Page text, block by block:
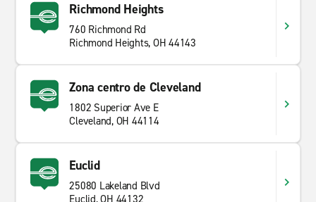
Richmond Heights
760 Richmond Rd
Richmond Heights, OH 44143
Zona centro de Cleveland
1802 Superior Ave E
Cleveland, OH 44114
Euclid
25080 Lakeland Blvd
Euclid, OH 44132